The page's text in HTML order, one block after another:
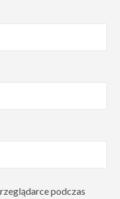
podczas